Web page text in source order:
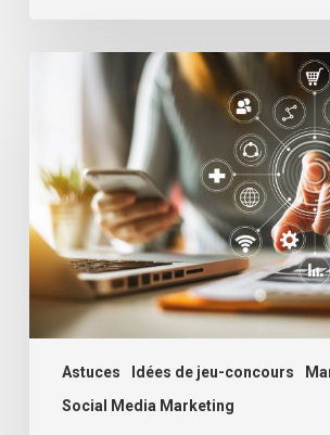
Astuces Idées de jeu-concours
Social Media Marketing
concours
en
ligne
?